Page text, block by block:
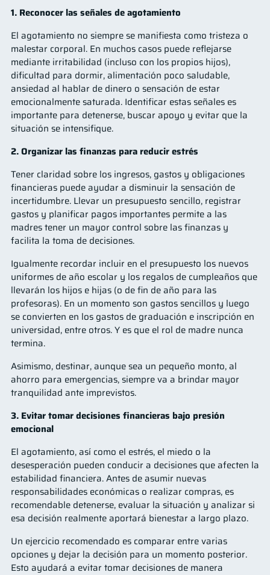
1. Reconocer las señales de agotamiento
El agotamiento no siempre se manifiesta como tristeza o
malestar corporal. En muchos casos puede reflejarse
mediante irritabilidad (incluso con los propios hijos),
dificultad para dormir, alimentación poco saludable,
ansiedad al hablar de dinero o sensación de estar
emocionalmente saturada. Identificar estas señales es
importante para detenerse, buscar apoyo y evitar que la
situación se intensifique.
2. Organizar las finanzas para reducir estrés
Tener claridad sobre los ingresos, gastos y obligaciones
financieras puede ayudar a disminuir la sensación de
incertidumbre. Llevar un presupuesto sencillo, registrar
gastos y planificar pagos importantes permite a las
madres tener un mayor control sobre las finanzas y
facilita la toma de decisiones.
Igualmente recordar incluir en el presupuesto los nuevos
uniformes de año escolar y los regalos de cumpleaños que
llevarán los hijos e hijas (o de fin de año para las
profesoras). En un momento son gastos sencillos y luego
se convierten en los gastos de graduación e inscripción en
universidad, entre otros. Y es que el rol de madre nunca
termina.
Asimismo, destinar, aunque sea un pequeño monto, al
ahorro para emergencias, siempre va a brindar mayor
tranquilidad ante imprevistos.
3. Evitar tomar decisiones financieras bajo presión
emocional
El agotamiento, así como el estrés, el miedo o la
desesperación pueden conducir a decisiones que afecten la
estabilidad financiera. Antes de asumir nuevas
responsabilidades económicas o realizar compras, es
recomendable detenerse, evaluar la situación y analizar si
esa decisión realmente aportará bienestar a largo plazo.
Un ejercicio recomendado es comparar entre varias
opciones y dejar la decisión para un momento posterior.
Esto ayudará a evitar tomar decisiones de manera